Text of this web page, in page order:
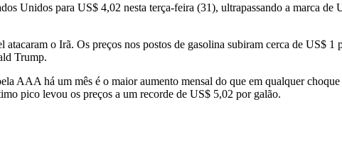
Unidos para US$ 4,02 nesta terça-feira (31), ultrapassando a marca de
o Irã. Os preços nos postos de gasolina subiram cerca de US$
Trump.
AAA há um mês é o maior aumento mensal do que em qualquer
pico levou os preços a um recorde de US$ 5,02 por galão.